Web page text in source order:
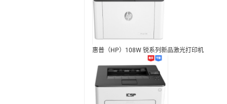
惠普（HP）108W 锐系列新品激光打印机